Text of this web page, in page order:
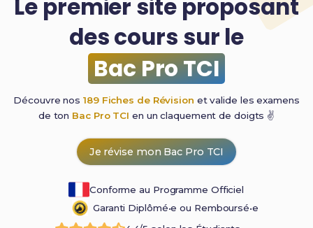
Le premier site proposant
des cours sur le
Bac Pro TCI
Découvre nos189 Fiches de Révision et valide les examens
de ton Bac Pro TCI en un claquement de doigts ✌️
Je révise mon Bac Pro TCI
Conforme au Programme Officiel
Garanti Diplômé•e ou Remboursé•e